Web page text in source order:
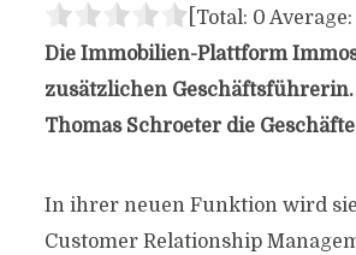
[Total: 0 Average:
Die Immobilien-Plattform
zusätzlichen
Thomas Schroeter die
In ihrer neuen Funktion wird
Customer Relationship